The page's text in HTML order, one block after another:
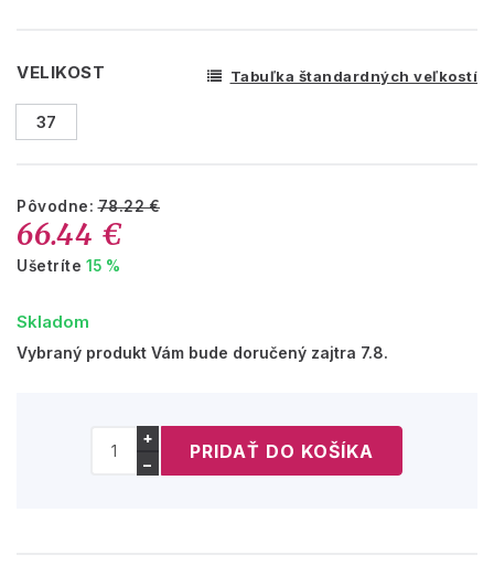
VELIKOST Tabuľka štandardných veľkostí
37
Pôvodne:78.22 €
66.44 €
Ušetríte 15 %
Skladom
Vybraný produkt Vám bude doručený zajtra 7.8.
+
−